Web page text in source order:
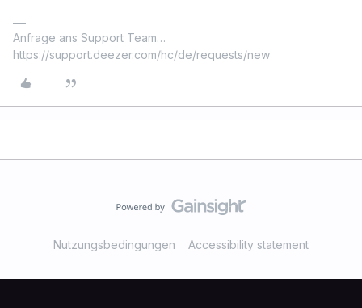
Anfrage ans Support Team…
https://support.deezer.com/hc/de/requests/new
Nutzungsbedingungen Accessibility statement